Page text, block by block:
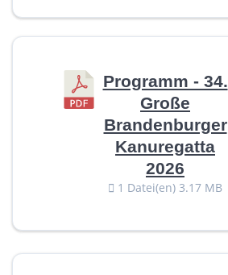
Programm - 34.
Große
Brandenburger
Kanuregatta
2026
1 Datei(en) 3.17 MB